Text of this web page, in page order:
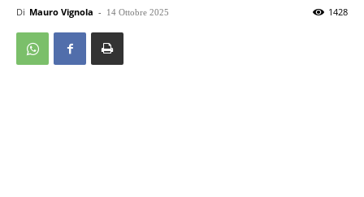
Di Mauro Vignola - 14 Ottobre 2025 1428